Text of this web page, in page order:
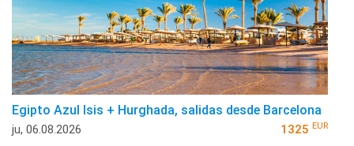
Egipto Azul Isis + Hurghada, salidas desde Barcelona
ju, 06.08.2026 1325 EUR